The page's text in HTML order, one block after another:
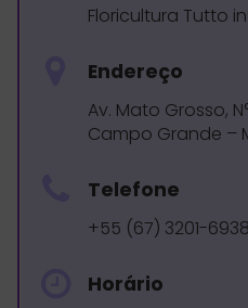
Floricultura Tutto
Endereço
Av. Mato Grosso,
Campo Grande –
Telefone
+55 (67) 3201-6938
Horário